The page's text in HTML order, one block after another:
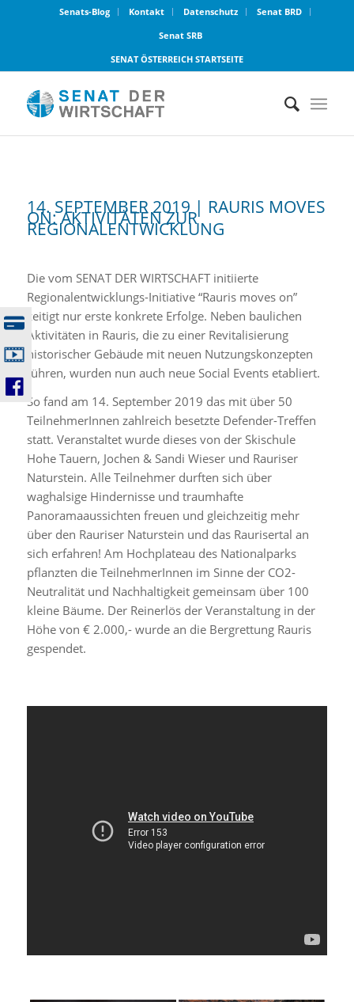
Senats-Blog Kontakt Datenschutz
Senat BRD
Senat SRB
SENAT ÖSTERREICH STARTSEITE
14. SEPTEMBER 2019 | RAURIS MOVES
ON: AKTIVITÄTEN ZUR
REGIONALENTWICKLUNG
Die vom SENAT DER WIRTSCHAFT initiierte
Regionalentwicklungs-Initiative “Rauris moves on”
zeitigt nur erste konkrete Erfolge. Neben baulichen
Aktivitäten in Rauris, die zu einer Revitalisierung
historischer Gebäude mit neuen Nutzungskonzepten
führen, wurden nun auch neue Social Events etabliert.
So fand am 14. September 2019 das mit über 50
TeilnehmerInnen zahlreich besetzte Defender-Treffen
statt. Veranstaltet wurde dieses von der Skischule
Hohe Tauern, Jochen & Sandi Wieser und Rauriser
Naturstein. Alle Teilnehmer durften sich über
waghalsige Hindernisse und traumhafte
Panoramaaussichten freuen und gleichzeitig mehr
über den Rauriser Naturstein und das Raurisertal an
sich erfahren! Am Hochplateau des Nationalparks
pflanzten die TeilnehmerInnen im Sinne der CO2-
Neutralität und Nachhaltigkeit gemeinsam über 100
kleine Bäume. Der Reinerlös der Veranstaltung in der
Höhe von € 2.000,- wurde an die Bergrettung Rauris
gespendet.